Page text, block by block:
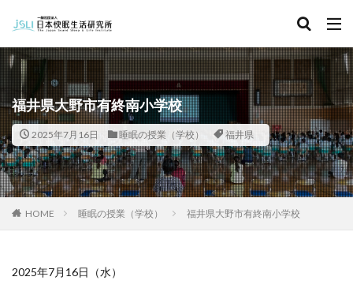
福井県大野市有終南小学校
2025年7月16日 睡眠の授業（学校） 福井県
HOME 睡眠の授業（学校） 福井県大野市有終南小学校
2025年7月16日（水）
カテゴリー
タグ
北海道 青森県 秋田県 茨城県
埼玉県
千葉県
東京都 富山県 石川県
福井県
長野県
滋賀県 京都府 島根県
山口県